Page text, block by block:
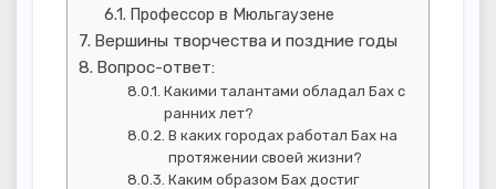
Профессор в Мюльгаузене
Вершины творчества и поздние годы
Вопрос-ответ:
Какими талантами обладал Бах с
ранних лет?
В каких городах работал Бах на
протяжении своей жизни?
Каким образом Бах достиг